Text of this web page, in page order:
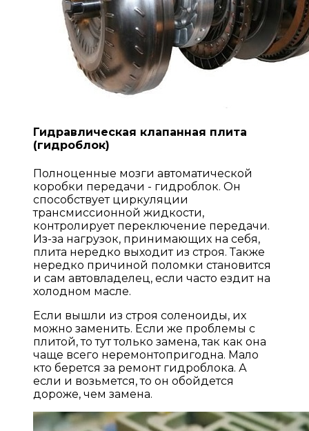
Гидравлическая клапанная плита
(гидроблок)
Полноценные мозги автоматической
коробки передачи - гидроблок. Он
способствует циркуляции
трансмиссионной жидкости,
контролирует переключение передачи.
Из-за нагрузок, принимающих на себя,
плита нередко выходит из строя. Также
нередко причиной поломки становится
и сам автовладелец, если часто ездит на
холодном масле.
Если вышли из строя соленоиды, их
можно заменить. Если же проблемы с
плитой, то тут только замена, так как она
чаще всего неремонтопригодна. Мало
кто берется за ремонт гидроблока. А
если и возьмется, то он обойдется
дороже, чем замена.